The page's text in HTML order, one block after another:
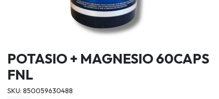
POTASIO + MAGNESIO 60CAPS
FNL
SKU: 850059630488